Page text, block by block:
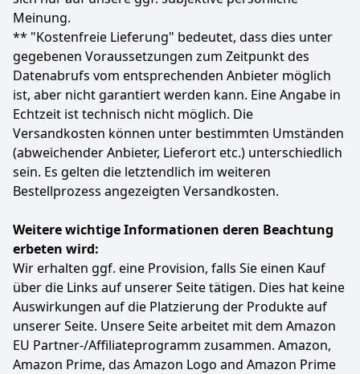
Anzeigen
und Alt geeignet. Der große Bildschirm zeigt Werte
präzise und Zahlen klar augenschonend an. Sie
verfügt über einen Nachtmodus für dunkle
Umgebungen und ist ein unverzichtbares Gerät für
alle Koch- und Backliebhaber.
[Edel und robust gestaltet] – Die kompakte und edle
Essenswaage ist aus hochwertigem Edelstahl
gefertigt. Sie ist wasserfest und abriebfest,
Oberflächenflecken lassen sich einfach abwischen
und das Gerät lässt sich gut pflegen. Die
abgerundeten Ecken verhindern Stöße, vier
rutschfeste Standfüße erhöhen Stabilität und
Sicherheit für den täglichen Gebrauch.
Farbe Hersteller Gewicht
Silver
749 €
UVP:7,99 €-6%
Anzeigen
Meinung.
** "Kostenfreie Lieferung" bedeutet, dass dies unter
gegebenen Voraussetzungen zum Zeitpunkt des
Datenabrufs vom entsprechenden Anbieter möglich
ist, aber nicht garantiert werden kann. Eine Angabe in
Echtzeit ist technisch nicht möglich. Die
Versandkosten können unter bestimmten Umständen
(abweichender Anbieter, Lieferort etc.) unterschiedlich
sein. Es gelten die letztendlich im weiteren
Bestellprozess angezeigten Versandkosten.
Weitere wichtige Informationen deren Beachtung
erbeten wird:
Wir erhalten ggf. eine Provision, falls Sie einen Kauf
über die Links auf unserer Seite tätigen. Dies hat keine
Auswirkungen auf die Platzierung der Produkte auf
unserer Seite. Unsere Seite arbeitet mit dem Amazon
EU Partner-/Affiliateprogramm zusammen. Amazon,
Amazon Prime, das Amazon Logo and Amazon Prime